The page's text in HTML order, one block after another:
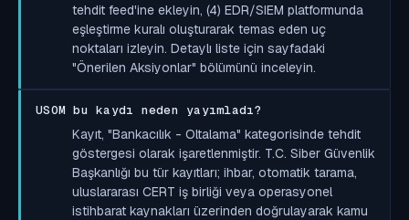
tehdit feed'ine ekleyin, (4) EDR/SIEM platformunda
eşleştirme kuralı oluşturarak temas eden uç
noktaları izleyin. Detaylı liste için sayfadaki
"Önerilen Aksiyonlar" bölümünü inceleyin.
USOM bu kaydı neden yayımladı?
Kayıt, "Bankacılık - Oltalama" kategorisinde tehdit
göstergesi olarak işaretlenmiştir. T.C. Siber Güvenlik
Başkanlığı bu tür kayıtları; ihbar, otomatik tarama,
uluslararası CERT iş birliği veya operasyonel
istihbarat kaynakları üzerinden doğrulayarak kamu